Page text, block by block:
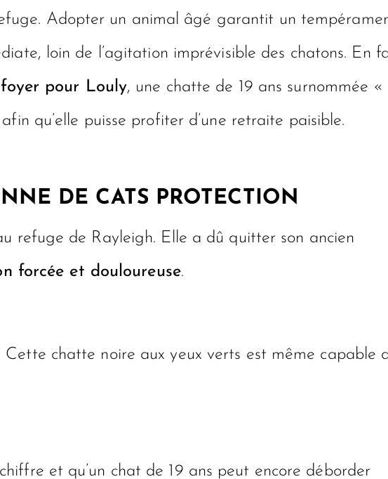
Adopter un animal âgé garantit un
loin de l’agitation imprévisible des chatons. En
pour Louly, une chatte de 19 ans surnommée «
qu’elle puisse profiter d’une retraite paisible.
DE CATS PROTECTION
refuge de Rayleigh. Elle a dû quitter son ancien
forcée et douloureuse.
chatte noire aux yeux verts est même capable
et qu’un chat de 19 ans peut encore déborder